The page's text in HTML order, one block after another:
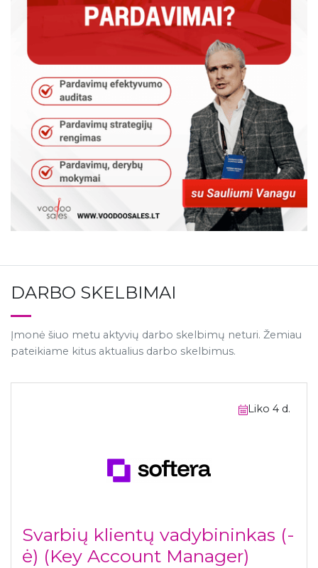
DARBO SKELBIMAI
Įmonė šiuo metu aktyvių darbo skelbimų neturi. Žemiau
pateikiame kitus aktualius darbo skelbimus.
Liko 4 d.
Svarbių klientų vadybininkas (-
ė) (Key Account Manager)